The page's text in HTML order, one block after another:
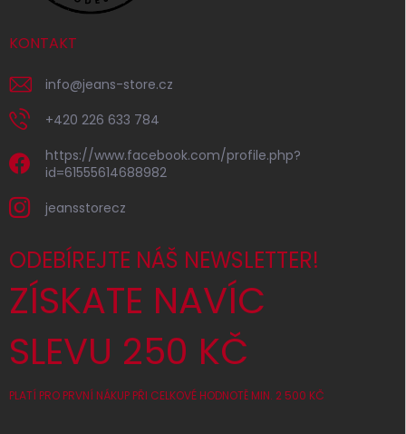
KONTAKT
info@jeans-store.cz
+420 226 633 784
https://www.facebook.com/profile.php?
id=61555614688982
jeansstorecz
ODEBÍREJTE NÁŠ NEWSLETTER!
ZÍSKATE NAVÍC
SLEVU 250 KČ
PLATÍ PRO PRVNÍ NÁKUP PŘI CELKOVÉ HODNOTĚ MIN. 2 500 KČ